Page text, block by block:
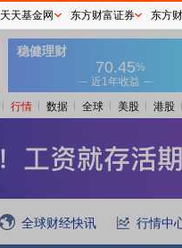
行情 数据 全球 美股 港股
全球财经快讯 行情中
天天基金网 东方财富证券 东方